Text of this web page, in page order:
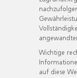
Wichtige
auf diese